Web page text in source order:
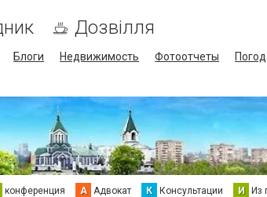
Дозвілля
Блоги Недвижимость Фотоотчеты
конференция А Адвокат К Консультации И Из